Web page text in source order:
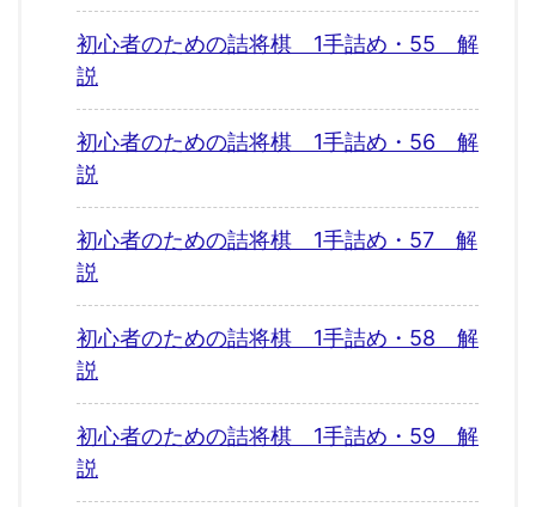
初心者のための詰将棋 1手詰め・55 解
説
初心者のための詰将棋 1手詰め・56 解
説
初心者のための詰将棋 1手詰め・57 解
説
初心者のための詰将棋 1手詰め・58 解
説
初心者のための詰将棋 1手詰め・59 解
説